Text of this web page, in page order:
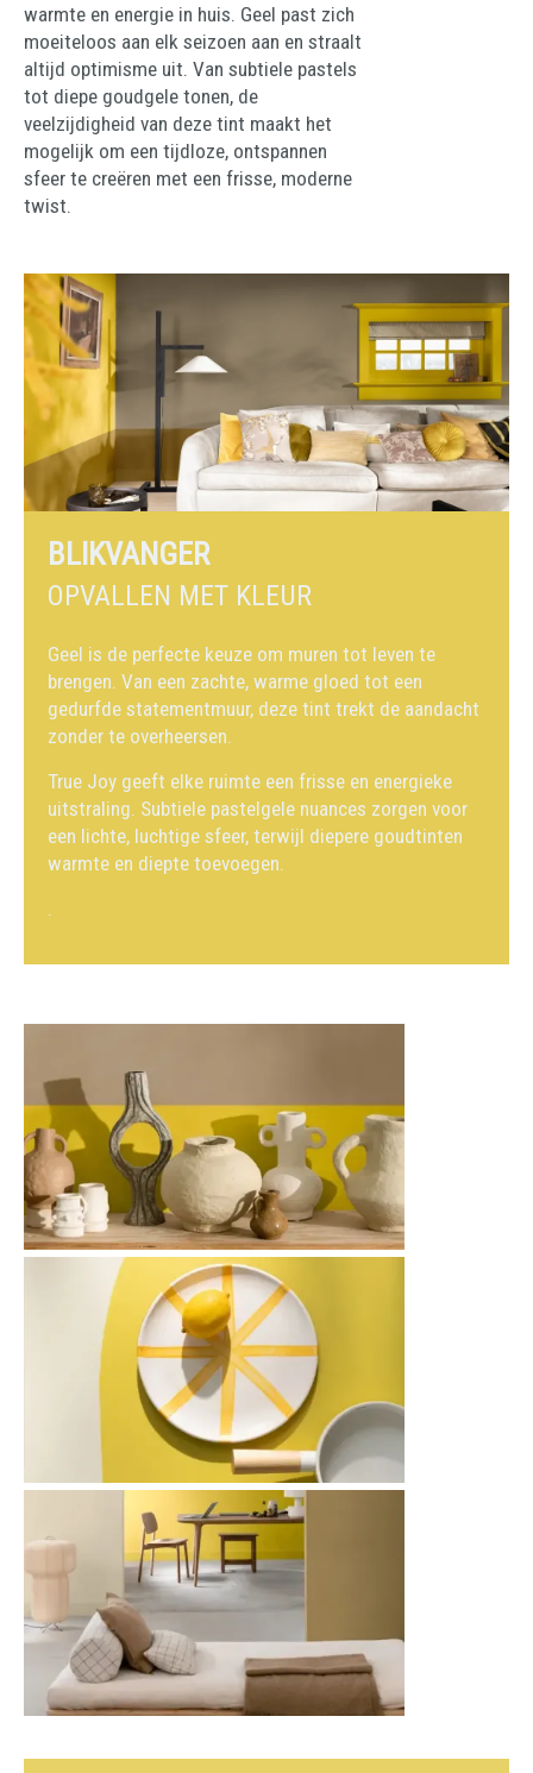
warmte en energie in huis. Geel past zich
moeiteloos aan elk seizoen aan en straalt
altijd optimisme uit. Van subtiele pastels
tot diepe goudgele tonen, de
veelzijdigheid van deze tint maakt het
mogelijk om een tijdloze, ontspannen
sfeer te creëren met een frisse, moderne
twist.
BLIKVANGER
OPVALLEN MET KLEUR
Geel is de perfecte keuze om muren tot leven te
brengen. Van een zachte, warme gloed tot een
gedurfde statementmuur, deze tint trekt de aandacht
zonder te overheersen.
True Joy geeft elke ruimte een frisse en energieke
uitstraling. Subtiele pastelgele nuances zorgen voor
een lichte, luchtige sfeer, terwijl diepere goudtinten
warmte en diepte toevoegen.